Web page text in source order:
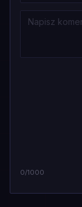
0/1000